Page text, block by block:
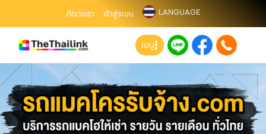
ติดต่อเรา เข้าสู่ระบบ LANGUAGE
เมนู